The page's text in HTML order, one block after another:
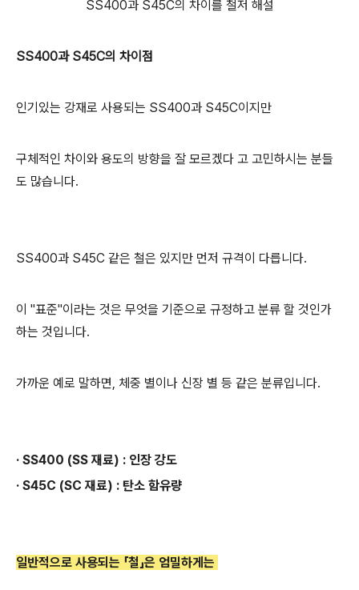
SS400과 S45C의 차이를 철저 해설
SS400과 S45C의 차이점
인기있는 강재로 사용되는 SS400과 S45C이지만
구체적인 차이와 용도의 방향을 잘 모르겠다 고 고민하시는 분들
도 많습니다.
SS400과 S45C 같은 철은 있지만 먼저 규격이 다릅니다.
이 "표준"이라는 것은 무엇을 기준으로 규정하고 분류 할 것인가
하는 것입니다.
가까운 예로 말하면, 체중 별이나 신장 별 등 같은 분류입니다.
· SS400 (SS 재료) : 인장 강도
· S45C (SC 재료) : 탄소 함유량
일반적으로 사용되는 「철」은 엄밀하게는